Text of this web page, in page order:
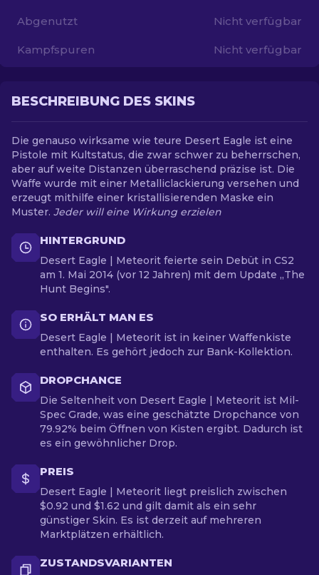
Abgenutzt Nicht verfügbar
Kampfspuren Nicht verfügbar
BESCHREIBUNG DES SKINS
Die genauso wirksame wie teure Desert Eagle ist eine
Pistole mit Kultstatus, die zwar schwer zu beherrschen,
aber auf weite Distanzen überraschend präzise ist. Die
Waffe wurde mit einer Metalliclackierung versehen und
erzeugt mithilfe einer kristallisierenden Maske ein
Muster. Jeder will eine Wirkung erzielen
HINTERGRUND
Desert Eagle | Meteorit feierte sein Debüt in CS2
am 1. Mai 2014 (vor 12 Jahren) mit dem Update „The
Hunt Begins".
SO ERHÄLT MAN ES
Desert Eagle | Meteorit ist in keiner Waffenkiste
enthalten. Es gehört jedoch zur Bank-Kollektion.
DROPCHANCE
Die Seltenheit von Desert Eagle | Meteorit ist Mil-
Spec Grade, was eine geschätzte Dropchance von
79.92% beim Öffnen von Kisten ergibt. Dadurch ist
es ein gewöhnlicher Drop.
PREIS
Desert Eagle | Meteorit liegt preislich zwischen
$0.92 und $1.62 und gilt damit als ein sehr
günstiger Skin. Es ist derzeit auf mehreren
Marktplätzen erhältlich.
ZUSTANDSVARIANTEN